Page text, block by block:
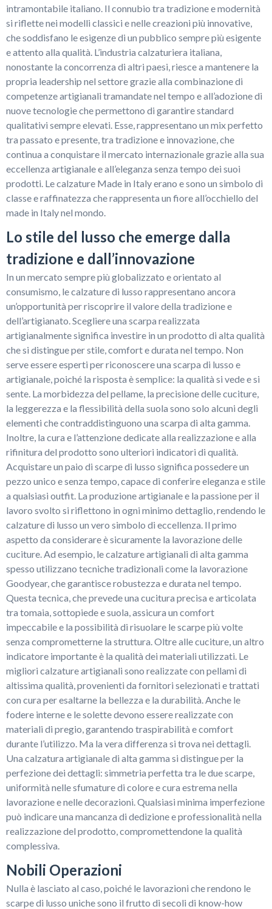
intramontabile italiano. Il connubio tra tradizione e modernità
si riflette nei modelli classici e nelle creazioni più innovative,
che soddisfano le esigenze di un pubblico sempre più esigente
e attento alla qualità. L’industria calzaturiera italiana,
nonostante la concorrenza di altri paesi, riesce a mantenere la
propria leadership nel settore grazie alla combinazione di
competenze artigianali tramandate nel tempo e all’adozione di
nuove tecnologie che permettono di garantire standard
qualitativi sempre elevati. Esse, rappresentano un mix perfetto
tra passato e presente, tra tradizione e innovazione, che
continua a conquistare il mercato internazionale grazie alla sua
eccellenza artigianale e all’eleganza senza tempo dei suoi
prodotti. Le calzature Made in Italy erano e sono un simbolo di
classe e raffinatezza che rappresenta un fiore all’occhiello del
made in Italy nel mondo.
Lo stile del lusso che emerge dalla
tradizione e dall’innovazione
In un mercato sempre più globalizzato e orientato al
consumismo, le calzature di lusso rappresentano ancora
un’opportunità per riscoprire il valore della tradizione e
dell’artigianato. Scegliere una scarpa realizzata
artigianalmente significa investire in un prodotto di alta qualità
che si distingue per stile, comfort e durata nel tempo. Non
serve essere esperti per riconoscere una scarpa di lusso e
artigianale, poiché la risposta è semplice: la qualità si vede e si
sente. La morbidezza del pellame, la precisione delle cuciture,
la leggerezza e la flessibilità della suola sono solo alcuni degli
elementi che contraddistinguono una scarpa di alta gamma.
Inoltre, la cura e l’attenzione dedicate alla realizzazione e alla
rifinitura del prodotto sono ulteriori indicatori di qualità.
Acquistare un paio di scarpe di lusso significa possedere un
pezzo unico e senza tempo, capace di conferire eleganza e stile
a qualsiasi outfit. La produzione artigianale e la passione per il
lavoro svolto si riflettono in ogni minimo dettaglio, rendendo le
calzature di lusso un vero simbolo di eccellenza. Il primo
aspetto da considerare è sicuramente la lavorazione delle
cuciture. Ad esempio, le calzature artigianali di alta gamma
spesso utilizzano tecniche tradizionali come la lavorazione
Goodyear, che garantisce robustezza e durata nel tempo.
Questa tecnica, che prevede una cucitura precisa e articolata
tra tomaia, sottopiede e suola, assicura un comfort
impeccabile e la possibilità di risuolare le scarpe più volte
senza comprometterne la struttura. Oltre alle cuciture, un altro
indicatore importante è la qualità dei materiali utilizzati. Le
migliori calzature artigianali sono realizzate con pellami di
altissima qualità, provenienti da fornitori selezionati e trattati
con cura per esaltarne la bellezza e la durabilità. Anche le
fodere interne e le solette devono essere realizzate con
materiali di pregio, garantendo traspirabilità e comfort
durante l’utilizzo. Ma la vera differenza si trova nei dettagli.
Una calzatura artigianale di alta gamma si distingue per la
perfezione dei dettagli: simmetria perfetta tra le due scarpe,
uniformità nelle sfumature di colore e cura estrema nella
lavorazione e nelle decorazioni. Qualsiasi minima imperfezione
può indicare una mancanza di dedizione e professionalità nella
realizzazione del prodotto, compromettendone la qualità
complessiva.
Nobili Operazioni
Nulla è lasciato al caso, poiché le lavorazioni che rendono le
scarpe di lusso uniche sono il frutto di secoli di know-how